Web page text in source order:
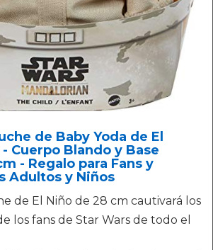
de Baby Yoda de El
Cuerpo Blando y Base
- Regalo para Fans y
Adultos y Niños
de El Niño de 28 cm cautivará los
los fans de Star Wars de todo el